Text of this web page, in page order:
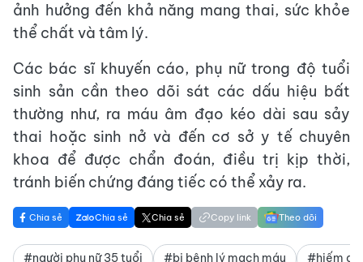
ảnh hưởng đến khả năng mang thai, sức khỏe
thể chất và tâm lý.
Các bác sĩ khuyến cáo, phụ nữ trong độ tuổi
sinh sản cần theo dõi sát các dấu hiệu bất
thường như, ra máu âm đạo kéo dài sau sảy
thai hoặc sinh nở và đến cơ sở y tế chuyên
khoa để được chẩn đoán, điều trị kịp thời,
tránh biến chứng đáng tiếc có thể xảy ra.
Chia sẻ Chia sẻ Chia sẻ Copy link Theo dõi
#người phụ nữ 35 tuổi #bị bệnh lý mạch máu #hiếm